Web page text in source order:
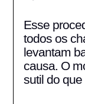
Esse
todos os
levantam
causa. O
sutil do